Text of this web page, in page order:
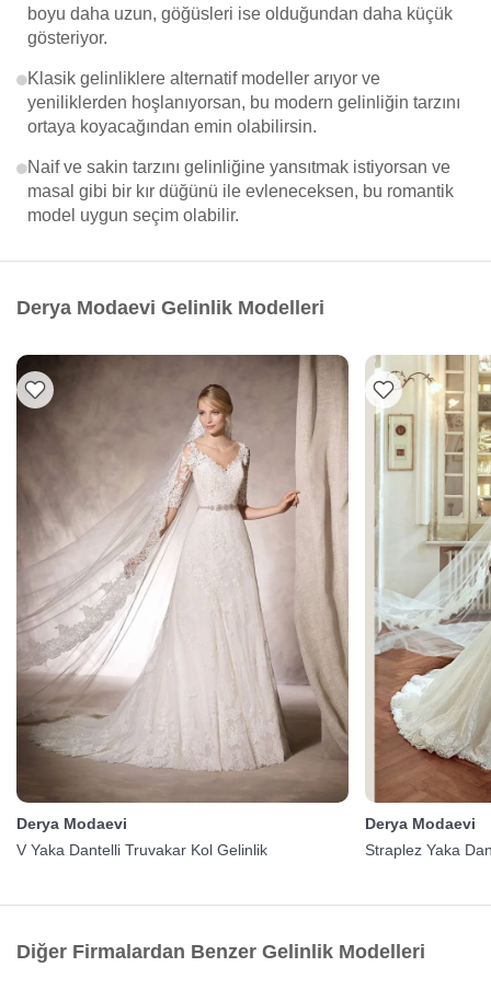
boyu daha uzun, göğüsleri ise olduğundan daha küçük
gösteriyor.
Klasik gelinliklere alternatif modeller arıyor ve
yeniliklerden hoşlanıyorsan, bu modern gelinliğin tarzını
ortaya koyacağından emin olabilirsin.
Naif ve sakin tarzını gelinliğine yansıtmak istiyorsan ve
masal gibi bir kır düğünü ile evleneceksen, bu romantik
model uygun seçim olabilir.
Derya Modaevi Gelinlik Modelleri
Derya Modaevi
V Yaka Dantelli Truvakar Kol Gelinlik
Derya Modaevi
Straplez Yaka
Diğer Firmalardan Benzer Gelinlik Modelleri